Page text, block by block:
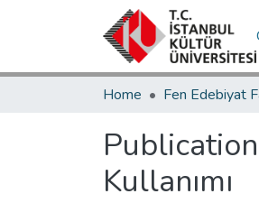
Home
Kullanımı